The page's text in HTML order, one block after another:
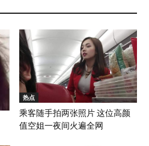
热点
乘客随手拍两张照片 这位高颜
值空姐一夜间火遍全网